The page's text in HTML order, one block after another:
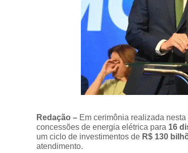
Redação – Em cerimônia realizada
concessões de energia elétrica para 16
um ciclo de investimentos de R$ 130
atendimento.